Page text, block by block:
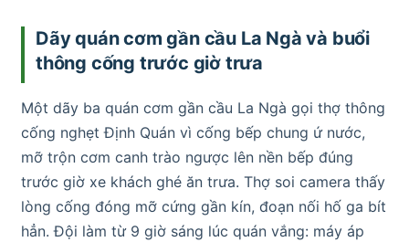
Dãy quán cơm gần cầu La Ngà và buổi
thông cống trước giờ trưa
Một dãy ba quán cơm gần cầu La Ngà gọi thợ thông
cống nghẹt Định Quán vì cống bếp chung ứ nước,
mỡ trộn cơm canh trào ngược lên nền bếp đúng
trước giờ xe khách ghé ăn trưa. Thợ soi camera thấy
lòng cống đóng mỡ cứng gần kín, đoạn nối hố ga bít
hẳn. Đội làm từ 9 giờ sáng lúc quán vắng: máy áp